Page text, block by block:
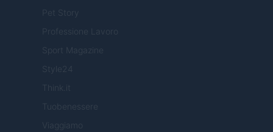
Pet Story
Professione Lavoro
Sport Magazine
Style24
Think.it
Tuobenessere
Viaggiamo